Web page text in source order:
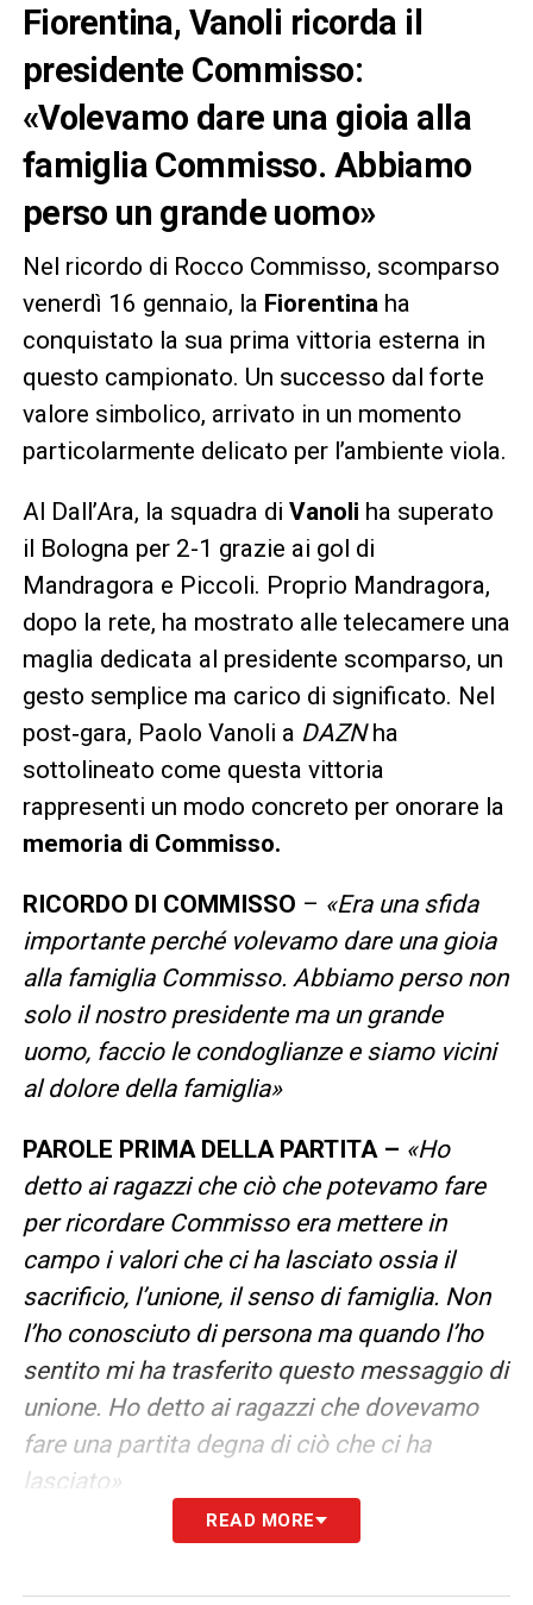
Fiorentina, Vanoli ricorda il
presidente Commisso:
«Volevamo dare una gioia alla
famiglia Commisso. Abbiamo
perso un grande uomo»
Nel ricordo di Rocco Commisso, scomparso
venerdì 16 gennaio, la Fiorentina ha
conquistato la sua prima vittoria esterna in
questo campionato. Un successo dal forte
valore simbolico, arrivato in un momento
particolarmente delicato per l’ambiente viola.
Al Dall’Ara, la squadra di Vanoli ha superato
il Bologna per 2-1 grazie ai gol di
Mandragora e Piccoli. Proprio Mandragora,
dopo la rete, ha mostrato alle telecamere una
maglia dedicata al presidente scomparso, un
gesto semplice ma carico di significato. Nel
post‑gara, Paolo Vanoli a DAZNha
sottolineato come questa vittoria
rappresenti un modo concreto per onorare la
memoria di Commisso.
RICORDO DI COMMISSO – «Era una sfida
importante perché volevamo dare una gioia
alla famiglia Commisso. Abbiamo perso non
solo il nostro presidente ma un grande
uomo, faccio le condoglianze e siamo vicini
al dolore della famiglia»
PAROLE PRIMA DELLA PARTITA – «Ho
detto ai ragazzi che ciò che potevamo fare
per ricordare Commisso era mettere in
campo i valori che ci ha lasciato ossia il
sacrificio, l’unione, il senso di famiglia. Non
l’ho conosciuto di persona ma quando l’ho
sentito mi ha trasferito questo messaggio di
unione. Ho detto ai ragazzi che dovevamo
fare una partita degna di ciò che ci ha
lasciato»
«I risultati nascono dalle ottime
READ MORE